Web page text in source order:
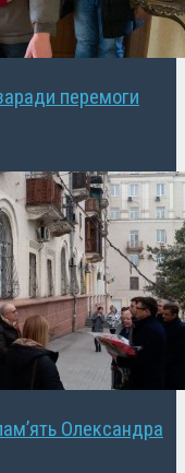
перемоги
Олександра